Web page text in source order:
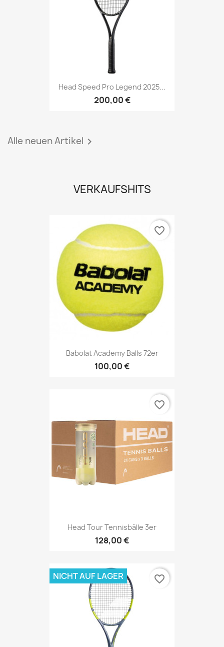
Head Speed Pro Legend 2025...
200,00 €
Alle neuen Artikel 
VERKAUFSHITS
Babolat Academy Balls 72er
100,00 €
favorite_border
Head Tour Tennisbälle 3er
128,00 €
favorite_border
NICHT AUF LAGER favorite_border